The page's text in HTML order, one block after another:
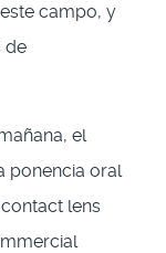
campo, y
de
el
ponencia oral
lens